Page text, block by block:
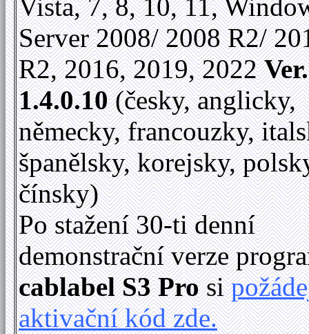
Vista, 7, 8, 10, 11,
Server 2008/ 2008 R2/
R2, 2016, 2019, 2022Ver.
1.4.0.10(česky, anglicky,
německy, francouzky,
španělsky, korejsky,
čínsky)
Po stažení 30-ti denní
demonstrační verze
cablabel S3 Prosi
aktivační kód zde.